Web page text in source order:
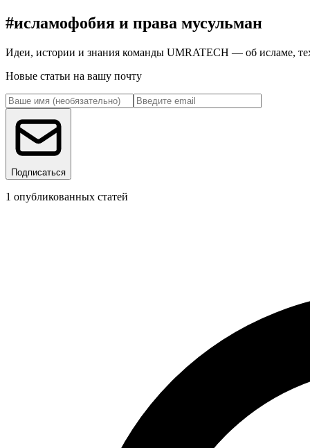
#исламофобия и права мусульман
Идеи, истории и знания команды UMRATECH — об исламе,
Новые статьи на вашу почту
Подписаться
1 опубликованных статей